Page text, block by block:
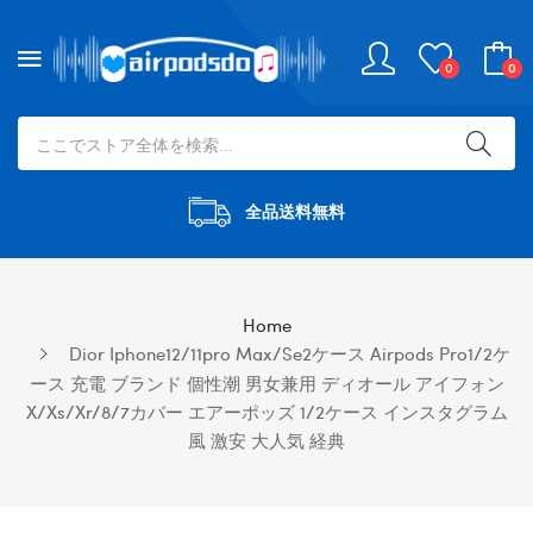
0 0
全品送料無料
Home
Dior Iphone12/11pro Max/se2ケース Airpods Pro1/2ケ
ース 充電 ブランド 個性潮 男女兼用 ディオール アイフォン
X/xs/xr/8/7カバー エアーポッズ 1/2ケース インスタグラム
風 激安 大人気 経典